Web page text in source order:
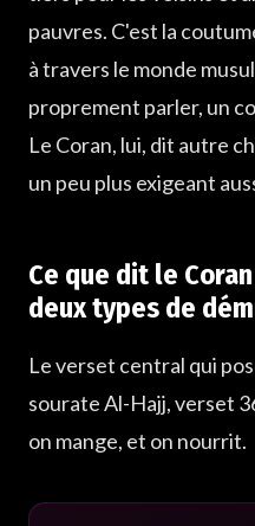
L'esprit derrière la règle
pauvres. C'est la
à travers le monde
proprement parler, un
Le Coran, lui, dit autre
un peu plus exigeant
Ce que dit le
deux types de
Le verset central qui
sourate Al-Hajj, verset
on mange, et on nourrit.